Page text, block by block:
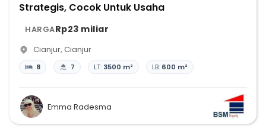
Strategis, Cocok Untuk Usaha
HARGARp23 miliar
Cianjur, Cianjur
8 7 LT: 3500 m² LB: 600 m²
Emma Radesma